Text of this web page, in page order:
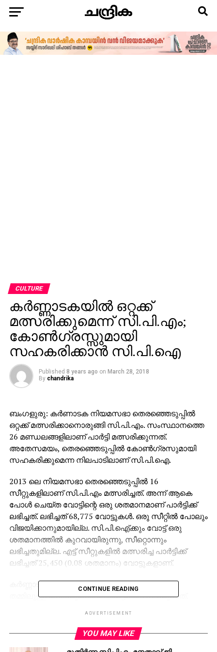
CULTURE
കര്‍ണ്ണാടകയില്‍ ഒറ്റക്ക്
മത്സരിക്കുമെന്ന് സി.പി.എം;
കോണ്‍ഗ്രസ്സുമായി
സഹകരിക്കാന്‍ സി.പി.ഐ
Published 8 years ago on March 28, 2018
By chandrika
ബംഗളുരു: കര്‍ണാടക നിയമസഭാ തെരഞ്ഞെടുപ്പില്‍
ഒറ്റക്ക് മത്സരിക്കാനൊരുങ്ങി സി.പി.എം. സംസ്ഥാനത്തെ
26 മണ്ഡലങ്ങളിലാണ് പാര്‍ട്ടി മത്സരിക്കുന്നത്.
അതേസമയം, തെരഞ്ഞെടുപ്പില്‍ കോണ്‍ഗ്രസുമായി
സഹകരിക്കുമെന്ന നിലപാടിലാണ് സി.പി.ഐ.
2013 ലെ നിയമസഭാ തെരഞ്ഞെടുപ്പില്‍ 16
സീറ്റുകളിലാണ് സി.പി.എം മത്സരിച്ചത്. അന്ന് ആകെ
പോള്‍ ചെയ്ത വോട്ടിന്റെ ഒരു ശതമാനമാണ് പാര്‍ട്ടിക്ക്
ലഭിച്ചത്. ലഭിച്ചത് 68,775 വോട്ടുകള്‍. ഒരു സീറ്റില്‍ പോലും
വിജയിക്കാനുമായില്ല. സി.പി.ഐ്ക്കും വോട്ട് ഒരു
ശതമാനത്തില്‍ കുറവായിരുന്നു, സീറ്റൊന്നും
ലഭിച്ചതുമില്ല. എട്ട് സീറ്റുകളില്‍ മത്സരിച്ച പാര്‍ട്ടിക്ക്
ലഭിച്ചത് 25,450 (0.08 ശതമാനം) വോട്ടുകളാണ്.
കര്‍ണ്ണാടകയില്‍ കോണ്‍ഗ്രസും ബി.ജെ.പിയും
തമ്മിലുള്ള നേര്‍ക്കുനേര്‍ പോരാട്ടമാണ് നടക്കുന്നത്.
മെയ് 12 നാണ് വോട്ടെടുപ്പ്. 15 ന് ഫലപ്രഖ്യാപനവും.
CONTINUE READING
ADVERTISEMENT
YOU MAY LIKE